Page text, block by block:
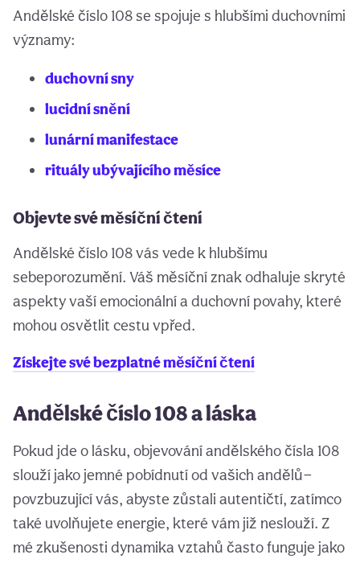
Andělské číslo 108 se spojuje s hlubšími duchovními
významy:
duchovní sny
lucidní snění
lunární manifestace
rituály ubývajícího měsíce
Objevte své měsíční čtení
Andělské číslo 108 vás vede k hlubšímu
sebeporozumění. Váš měsíční znak odhaluje skryté
aspekty vaší emocionální a duchovní povahy, které
mohou osvětlit cestu vpřed.
Získejte své bezplatné měsíční čtení
Andělské číslo 108 a láska
Pokud jde o lásku, objevování andělského čísla 108
slouží jako jemné pobídnutí od vašich andělů—
povzbuzující vás, abyste zůstali autentičtí, zatímco
také uvolňujete energie, které vám již neslouží. Z
mé zkušenosti dynamika vztahů často funguje jako